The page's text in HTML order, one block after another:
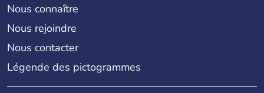
Nous connaître
Nous rejoindre
Nous contacter
Légende des pictogrammes